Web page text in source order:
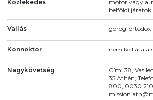
Közlekedés
motor vagy
belföldi járatok
Vallás görög-ortodox
Konnektor nem kell
Nagykövetség
Cím: 38,
35 Athén,
800, 0030 210